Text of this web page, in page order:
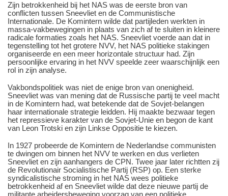
Zijn betrokkenheid bij het NAS was de eerste bron van
conflicten tussen Sneevliet en de Communistische
Internationale. De Komintern wilde dat partijleden werkten in
massa-vakbewegingen in plaats van zich af te sluiten in kleinere
radicale formaties zoals het NAS. Sneevliet voerde aan dat in
tegenstelling tot het grotere NVV, het NAS politieke stakingen
organiseerde en een meer horizontale structuur had. Zijn
persoonlijke ervaring in het NVV speelde zeer waarschijnlijk een
rol in zijn analyse.
Vakbondspolitiek was niet de enige bron van onenigheid.
Sneevliet was van mening dat de Russische partij te veel macht
in de Komintern had, wat betekende dat de Sovjet-belangen
haar internationale strategie leidden. Hij maakte bezwaar tegen
het repressieve karakter van de Sovjet-Unie en begon de kant
van Leon Trotski en zijn Linkse Oppositie te kiezen.
In 1927 probeerde de Komintern de Nederlandse communisten
te dwingen om binnen het NVV te werken en dus verlieten
Sneevliet en zijn aanhangers de CPN. Twee jaar later richtten zij
de Revolutionair Socialistische Partij (RSP) op. Een sterke
syndicalistische stroming in het NAS wees politieke
betrokkenheid af en Sneevliet wilde dat deze nieuwe partij de